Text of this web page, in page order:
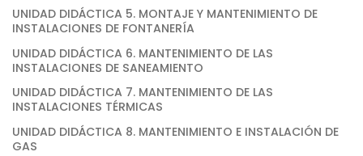
UNIDAD DIDÁCTICA 5. MONTAJE Y MANTENIMIENTO DE
INSTALACIONES DE FONTANERÍA
UNIDAD DIDÁCTICA 6. MANTENIMIENTO DE LAS
INSTALACIONES DE SANEAMIENTO
UNIDAD DIDÁCTICA 7. MANTENIMIENTO DE LAS
INSTALACIONES TÉRMICAS
UNIDAD DIDÁCTICA 8. MANTENIMIENTO E INSTALACIÓN DE
GAS